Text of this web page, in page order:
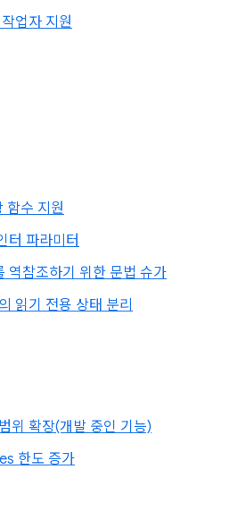
업자 지원
함수 지원
터 파라미터
역참조하기 위한 문법 슈가
읽기 전용 상태 분리
위 확장(개발 중인 기능)
한도 증가